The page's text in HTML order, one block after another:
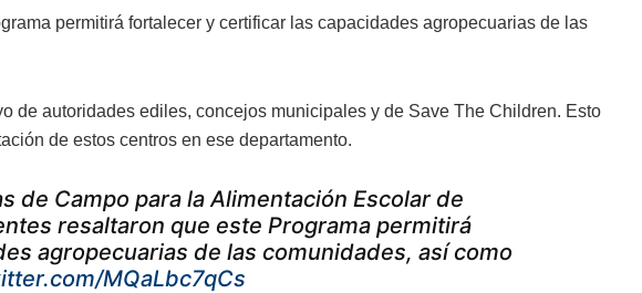
permitirá fortalecer y certificar las capacidades agropecuarias de las
de autoridades ediles, concejos municipales y de Save The Children. Esto
de estos centros en ese departamento.
de Campo para la Alimentación Escolar de
resaltaron que este Programa permitirá
agropecuarias de las comunidades, así como
MQaLbc7qCs